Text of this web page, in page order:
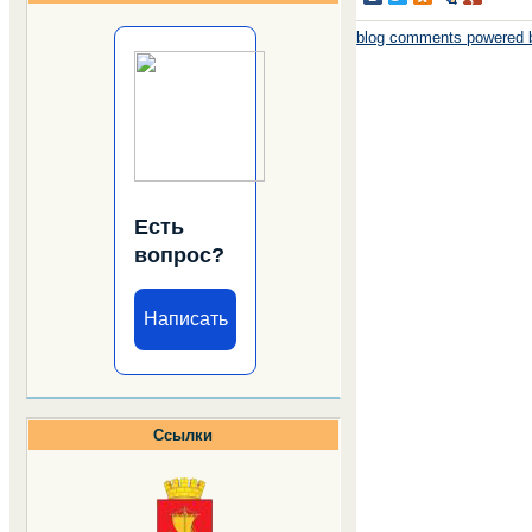
Есть
вопрос?
Написать
Ссылки
blog comments powered